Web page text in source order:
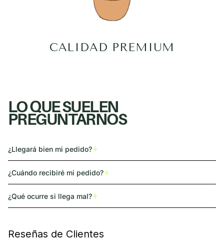
CALIDAD PREMIUM
LO QUE SUELEN
PREGUNTARNOS
¿Llegará bien mi pedido?+
¿Cuándo recibiré mi pedido?+
¿Qué ocurre si llega mal?+
Reseñas de Clientes